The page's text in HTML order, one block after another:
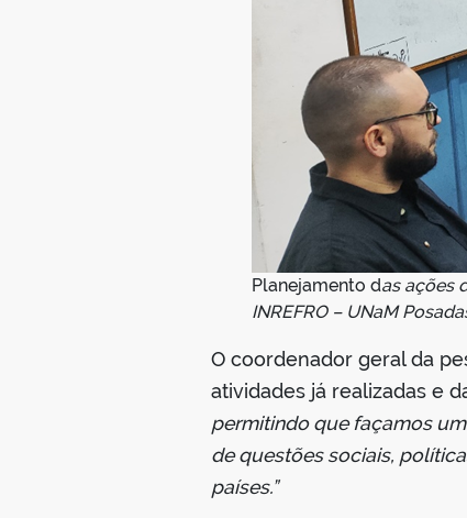
Planejamento das ações
INREFRO – UNaM
O coordenador geral da
atividades já realizadas e
permitindo que façamos
de questões sociais,
países.”